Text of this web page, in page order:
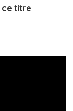
ce titre